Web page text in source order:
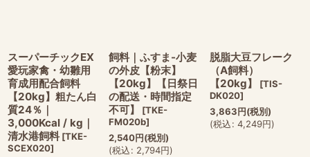
スーパーチックEX
愛玩家禽・幼雛用
育成用配合飼料
【20kg】粗たん白
質24％｜
3,000Kcal / kg｜
清水港飼料 [TKE-
SCEX020]
飼料｜ふすま-小麦
の外皮【粉末】
【20kg】【日祭日
の配送・時間指定
不可】
[TKE-
FM020b]
2,540円(税別)
(税込: 2,794円)
脱脂大豆フレーク
（A飼料）
【20kg】
[TIS-
DK020]
3,863円(税別)
(税込: 4,249円)